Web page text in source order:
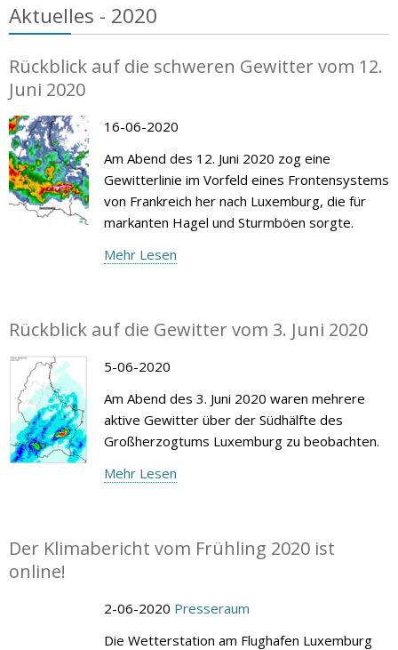
Aktuelles - 2020
Rückblick auf die schweren Gewitter vom 12.
Juni 2020
16-06-2020
Am Abend des 12. Juni 2020 zog eine
Gewitterlinie im Vorfeld eines Frontensystems
von Frankreich her nach Luxemburg, die für
markanten Hagel und Sturmböen sorgte.
Mehr Lesen
Rückblick auf die Gewitter vom 3. Juni 2020
5-06-2020
Am Abend des 3. Juni 2020 waren mehrere
aktive Gewitter über der Südhälfte des
Großherzogtums Luxemburg zu beobachten.
Mehr Lesen
Der Klimabericht vom Frühling 2020 ist
online!
2-06-2020 Presseraum
Die Wetterstation am Flughafen Luxemburg